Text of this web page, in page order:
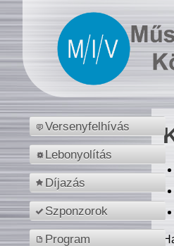
Versenyfelhívás
Lebonyolítás
Díjazás
Szponzorok
Program